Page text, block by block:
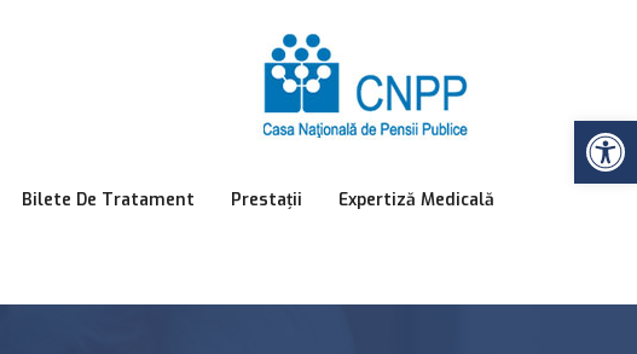
Bilete De Tratament Prestații Expertiză Medicală